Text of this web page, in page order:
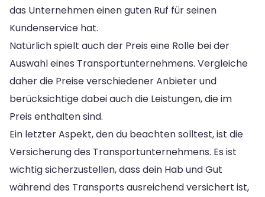
das Unternehmen einen guten Ruf für seinen
Kundenservice hat.
Natürlich spielt auch der Preis eine Rolle bei der
Auswahl eines Transportunternehmens. Vergleiche
daher die Preise verschiedener Anbieter und
berücksichtige dabei auch die Leistungen, die im
Preis enthalten sind.
Ein letzter Aspekt, den du beachten solltest, ist die
Versicherung des Transportunternehmens. Es ist
wichtig sicherzustellen, dass dein Hab und Gut
während des Transports ausreichend versichert ist,